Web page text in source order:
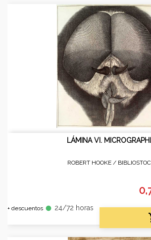
LÁMINA VI.
ROBERT HOOKE /
+ descuentos fiber_manual_record 24/72 horas